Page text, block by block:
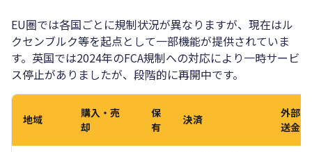
EU圏では各国ごとに規制状況が異なりますが、現在はル
クセンブルク等を起点として一部機能が提供されていま
す。英国では2024年のFCA規制への対応により一時サービ
ス停止がありましたが、段階的に再開中です。
地域
購入・売
却
保
有
決済
外部
送金